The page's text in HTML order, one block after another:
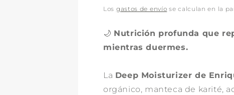
habitual
Los gastos de envío se calculan en la
🌙 Nutrición profunda que
mientras duermes.
La Deep Moisturizer de
orgánico, manteca de karité,